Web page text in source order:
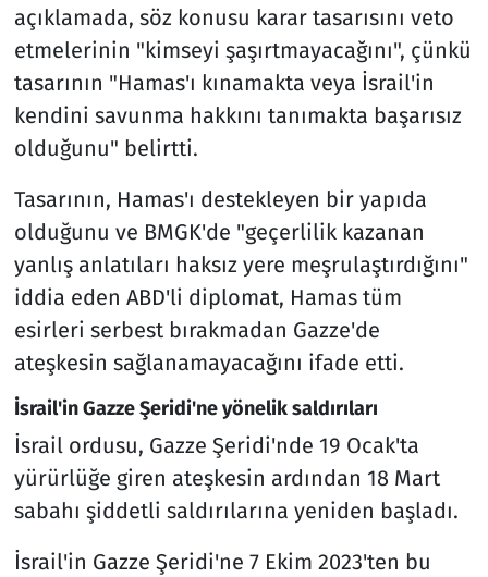
açıklamada, söz konusu karar tasarısını veto
etmelerinin "kimseyi şaşırtmayacağını", çünkü
tasarının "Hamas'ı kınamakta veya İsrail'in
kendini savunma hakkını tanımakta başarısız
olduğunu" belirtti.
Tasarının, Hamas'ı destekleyen bir yapıda
olduğunu ve BMGK'de "geçerlilik kazanan
yanlış anlatıları haksız yere meşrulaştırdığını"
iddia eden ABD'li diplomat, Hamas tüm
esirleri serbest bırakmadan Gazze'de
ateşkesin sağlanamayacağını ifade etti.
İsrail'in Gazze Şeridi'ne yönelik saldırıları
İsrail ordusu, Gazze Şeridi'nde 19 Ocak'ta
yürürlüğe giren ateşkesin ardından 18 Mart
sabahı şiddetli saldırılarına yeniden başladı.
İsrail'in Gazze Şeridi'ne 7 Ekim 2023'ten bu